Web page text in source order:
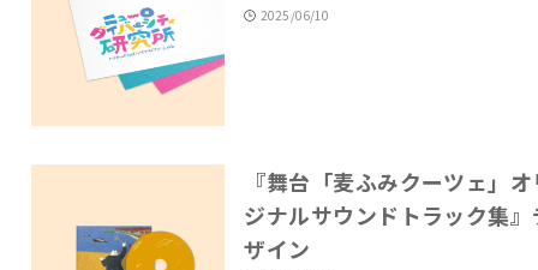
2025/06/10
『舞台「麦ふみクーツェ」
ジナルサウンドトラック集
ザイン